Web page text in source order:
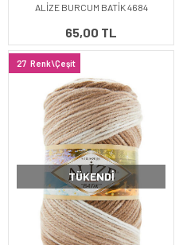
ALİZE BURCUM BATİK 4684
65,00 TL
27 Renk\Çeşit
TÜKENDI